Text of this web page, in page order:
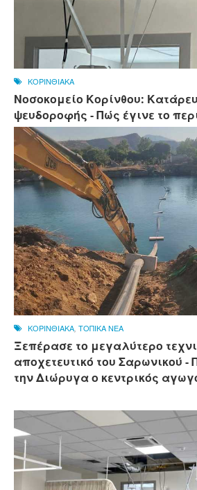
ΚΟΡΙΝΘΙΑΚΑ
Νοσοκομείο Κορίνθου:
ψευδοροφής - Πώς έγινε το
ΚΟΡΙΝΘΙΑΚΑ, ΤΟΠΙΚΑ ΝΕΑ
Ξεπέρασε το μεγαλύτερο
αποχετευτικό του Σαρωνικού
την Διώρυγα ο κεντρικός